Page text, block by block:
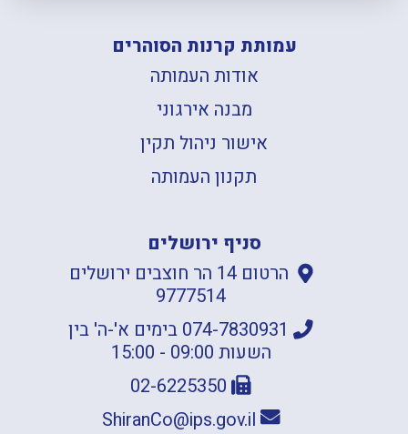
עמותת קרנות הסוהרים
אודות העמותה
מבנה אירגוני
אישור ניהול תקין
תקנון העמותה
סניף ירושלים
הרטום 14 הר חוצבים ירושלים
9777514
074-7830931 בימים א'-ה' בין
השעות 09:00 - 15:00
ShiranCo@ips.gov.il